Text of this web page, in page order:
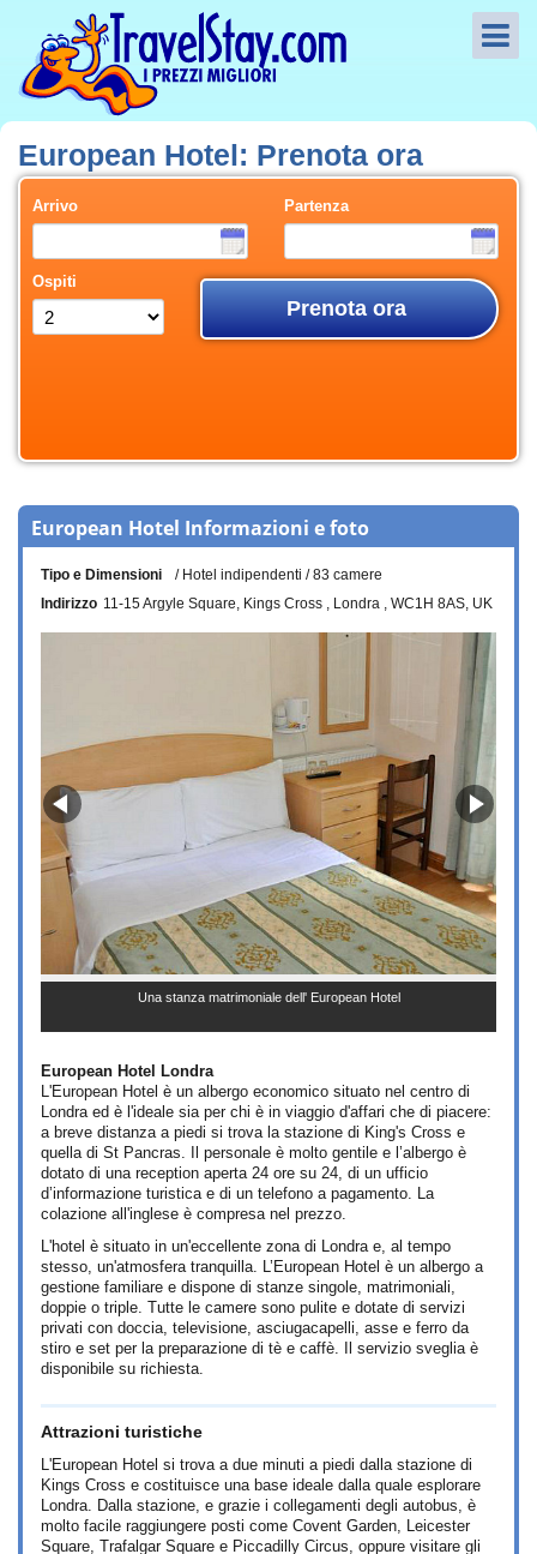
European Hotel: Prenota ora
Arrivo Partenza
Ospiti
Prenota ora
European Hotel Informazioni e foto
Tipo e Dimensioni Hotel indipendenti
83 camere
Indirizzo 11-15 Argyle Square Kings Cross Londra WC1H 8AS UK
Una stanza matrimoniale dell' European Hotel
European Hotel Londra
L'European Hotel è un albergo economico situato nel centro di
Londra ed è l'ideale sia per chi è in viaggio d'affari che di piacere:
a breve distanza a piedi si trova la stazione di King's Cross e
quella di St Pancras. Il personale è molto gentile e l’albergo è
dotato di una reception aperta 24 ore su 24, di un ufficio
d’informazione turistica e di un telefono a pagamento. La
colazione all'inglese è compresa nel prezzo.
L'hotel è situato in un'eccellente zona di Londra e, al tempo
stesso, un'atmosfera tranquilla. L’European Hotel è un albergo a
gestione familiare e dispone di stanze singole, matrimoniali,
doppie o triple. Tutte le camere sono pulite e dotate di servizi
privati con doccia, televisione, asciugacapelli, asse e ferro da
stiro e set per la preparazione di tè e caffè. Il servizio sveglia è
disponibile su richiesta.
Attrazioni turistiche
L'European Hotel si trova a due minuti a piedi dalla stazione di
Kings Cross e costituisce una base ideale dalla quale esplorare
Londra. Dalla stazione, e grazie i collegamenti degli autobus, è
molto facile raggiungere posti come Covent Garden, Leicester
Square, Trafalgar Square e Piccadilly Circus, oppure visitare gli